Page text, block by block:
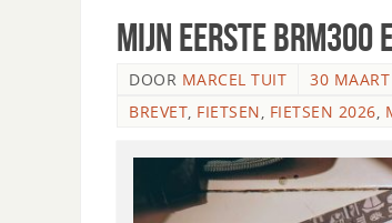
Mijn eerste
DOOR MARCEL TUIT
30
BREVET FIETSEN FIETSEN 2026